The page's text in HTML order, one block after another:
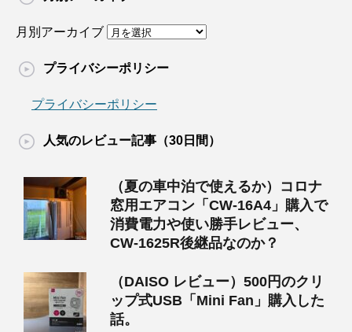
月別アーカイブ
プライバシーポリシー
プライバシーポリシー
人気のレビュー記事（30日間）
（夏の車中泊で使えるか）コロナ
窓用エアコン「CW-16A4」購入で
消費電力や使い勝手レビュー、
CW-1625R後継品なのか？
（DAISO レビュー）500円のクリ
ップ式USB「Mini Fan」購入した
話。